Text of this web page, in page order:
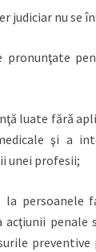
judiciar nu se
pronunţate
luate fără
şi a
unei profesii;
persoanele
penale
preventive